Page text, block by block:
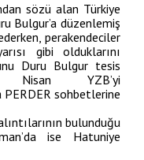
sözü alan Türkiye
Bulgur’a düzenlemiş
perakendeciler
gibi olduklarını
Duru Bulgur tesis
Nisan YZB’yi
PERDER sohbetlerine
bulunduğu
ise Hatuniye